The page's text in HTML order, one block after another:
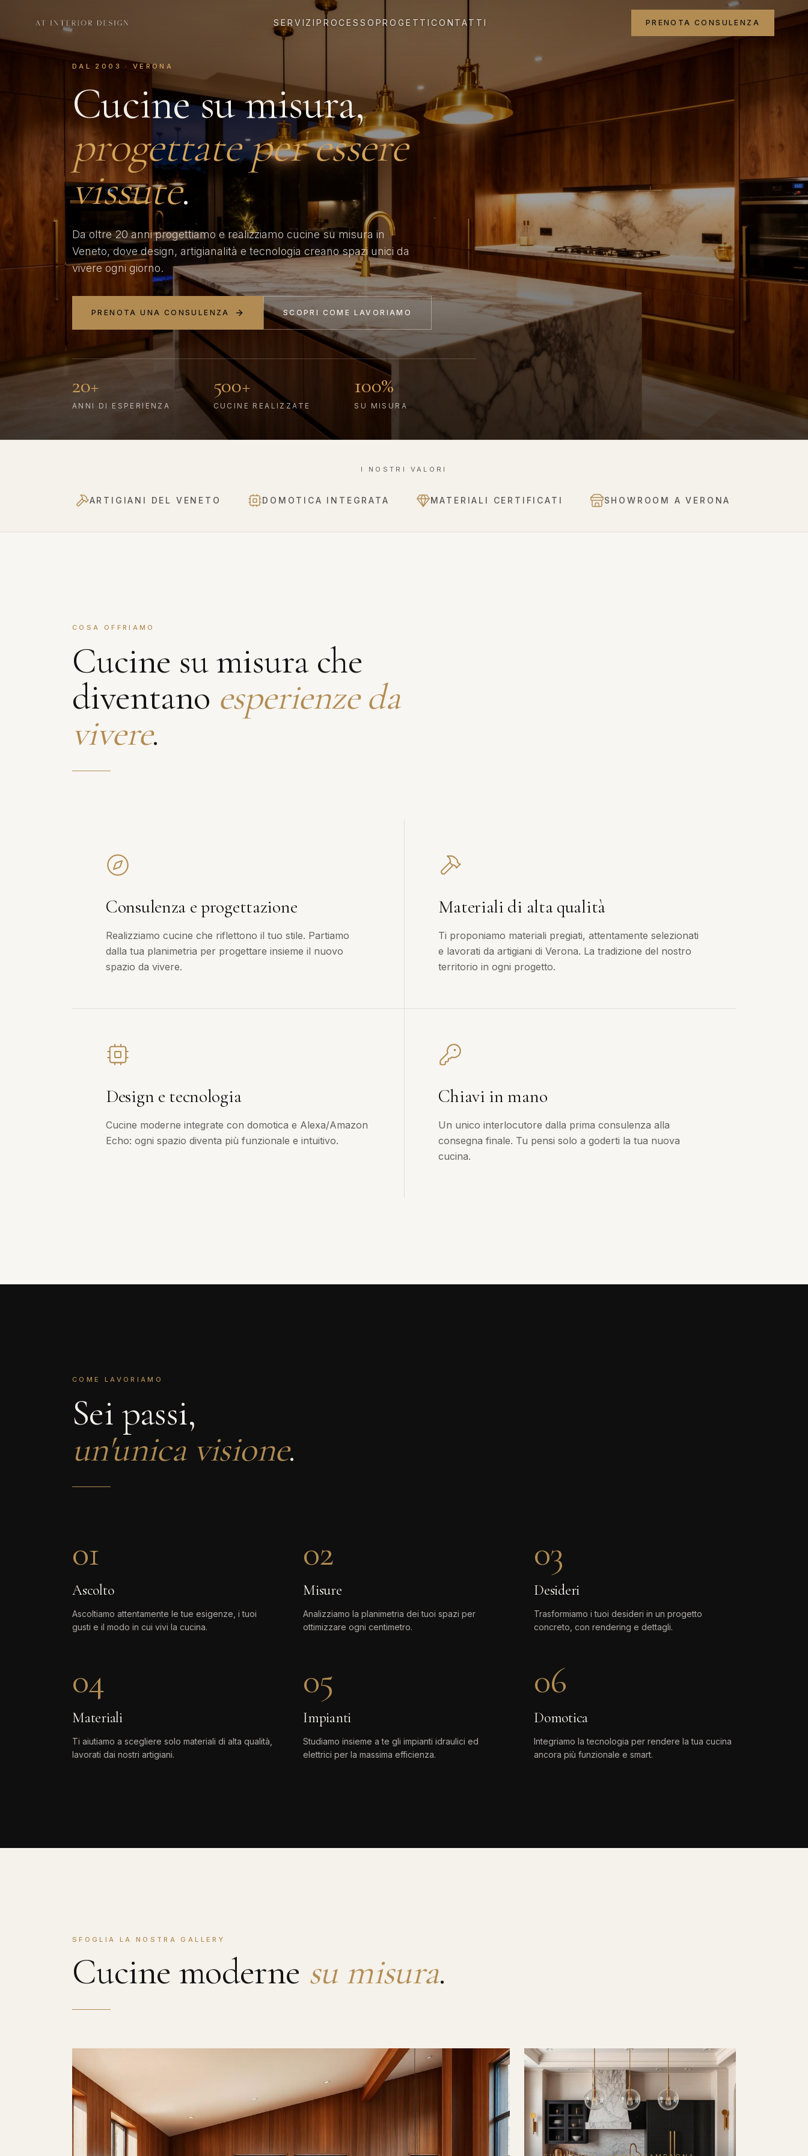
SERVIZIPROCESSO PROGETTI CONTATTI PRENOTA CONSULENZA
DAL 2003 · VERONA
Cucine su misura,
progettate per essere
vissute.
Da oltre 20 anni progettiamo e realizziamo cucine su misura in
Veneto, dove design, artigianalità e tecnologia creano spazi unici da
vivere ogni giorno.
PRENOTA UNA CONSULENZA SCOPRI COME LAVORIAMO
20+
ANNI DI ESPERIENZA
500+
CUCINE REALIZZATE
100%
SU MISURA
I NOSTRI VALORI
ARTIGIANI DEL VENETO DOMOTICA INTEGRATA MATERIALI CERTIFICATI SHOWROOM A VERONA
COSA OFFRIAMO
Cucine su misura che
diventano esperienze da
vivere.
Consulenza e progettazione
Realizziamo cucine che riflettono il tuo stile. Partiamo
dalla tua planimetria per progettare insieme il nuovo
spazio da vivere.
Materiali di alta qualità
Ti proponiamo materiali pregiati, attentamente selezionati
e lavorati da artigiani di Verona. La tradizione del nostro
territorio in ogni progetto.
Design e tecnologia
Cucine moderne integrate con domotica e Alexa/Amazon
Echo: ogni spazio diventa più funzionale e intuitivo.
Chiavi in mano
Un unico interlocutore dalla prima consulenza alla
consegna finale. Tu pensi solo a goderti la tua nuova
cucina.
COME LAVORIAMO
Sei passi,
un'unica visione.
01
Ascolto
Ascoltiamo attentamente le tue esigenze, i tuoi
gusti e il modo in cui vivi la cucina.
02
Misure
Analizziamo la planimetria dei tuoi spazi per
ottimizzare ogni centimetro.
03
Desideri
Trasformiamo i tuoi desideri in un progetto
concreto, con rendering e dettagli.
04
Materiali
Ti aiutiamo a scegliere solo materiali di alta qualità,
lavorati dai nostri artigiani.
05
Impianti
Studiamo insieme a te gli impianti idraulici ed
elettrici per la massima efficienza.
06
Domotica
Integriamo la tecnologia per rendere la tua cucina
ancora più funzionale e smart.
SFOGLIA LA NOSTRA GALLERY
Cucine moderne su misura.